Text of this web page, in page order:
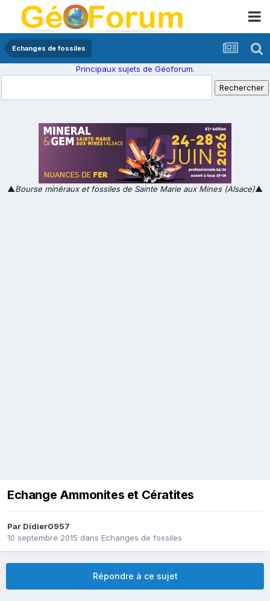
Echanges de fossiles
Principaux sujets de Géoforum.
▲Bourse minéraux et fossiles de Sainte Marie aux Mines (Alsace)▲
Echange Ammonites et Cératites
Par Didier0957
10 septembre 2015 dans Echanges de fossiles
Répondre à ce sujet